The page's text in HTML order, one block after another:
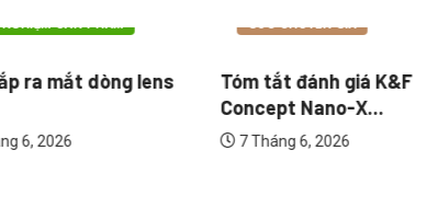
SẢN PHẨM
ra mắt dòng lens
6, 2026
GÓC CHUYÊN GIA
Tóm tắt đánh giá K&F
Concept Nano-X...
7 Tháng 6, 2026